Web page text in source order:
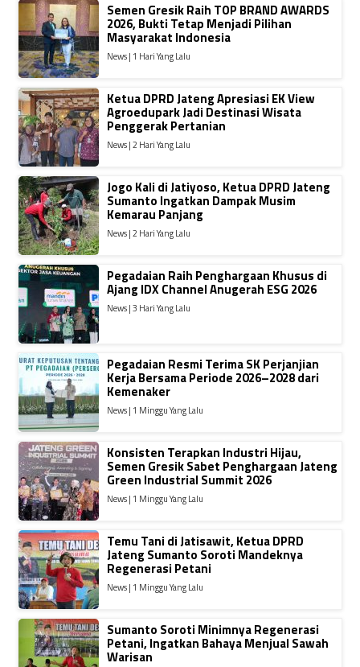
Semen Gresik Raih TOP BRAND AWARDS
2026, Bukti Tetap Menjadi Pilihan
Masyarakat Indonesia
News | 1 Hari Yang Lalu
Ketua DPRD Jateng Apresiasi EK View
Agroedupark Jadi Destinasi Wisata
Penggerak Pertanian
News | 2 Hari Yang Lalu
Jogo Kali di Jatiyoso, Ketua DPRD Jateng
Sumanto Ingatkan Dampak Musim
Kemarau Panjang
News | 2 Hari Yang Lalu
Pegadaian Raih Penghargaan Khusus di
Ajang IDX Channel Anugerah ESG 2026
News | 3 Hari Yang Lalu
Pegadaian Resmi Terima SK Perjanjian
Kerja Bersama Periode 2026–2028 dari
Kemenaker
News | 1 Minggu Yang Lalu
Konsisten Terapkan Industri Hijau,
Semen Gresik Sabet Penghargaan Jateng
Green Industrial Summit 2026
News | 1 Minggu Yang Lalu
Temu Tani di Jatisawit, Ketua DPRD
Jateng Sumanto Soroti Mandeknya
Regenerasi Petani
News | 1 Minggu Yang Lalu
Sumanto Soroti Minimnya Regenerasi
Petani, Ingatkan Bahaya Menjual Sawah
Warisan